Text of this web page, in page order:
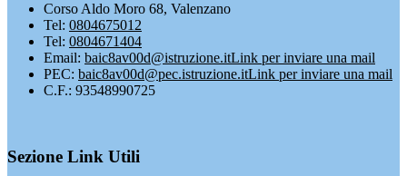
Corso Aldo Moro 68, Valenzano
Tel: 0804675012
Tel: 0804671404
Email: baic8av00d@istruzione.itLink per inviare una mail
PEC: baic8av00d@pec.istruzione.itLink per inviare una mail
C.F.: 93548990725
Sezione Link Utili